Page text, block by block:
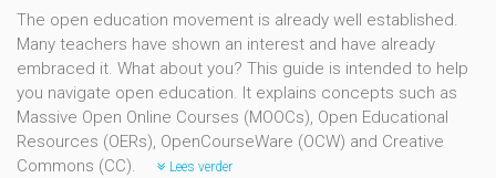
The open education movement is already well established.
Many teachers have shown an interest and have already
embraced it. What about you? This guide is intended to help
you navigate open education. It explains concepts such as
Massive Open Online Courses (MOOCs), Open Educational
Resources (OERs), OpenCourseWare (OCW) and Creative
Commons (CC).
Lees verder